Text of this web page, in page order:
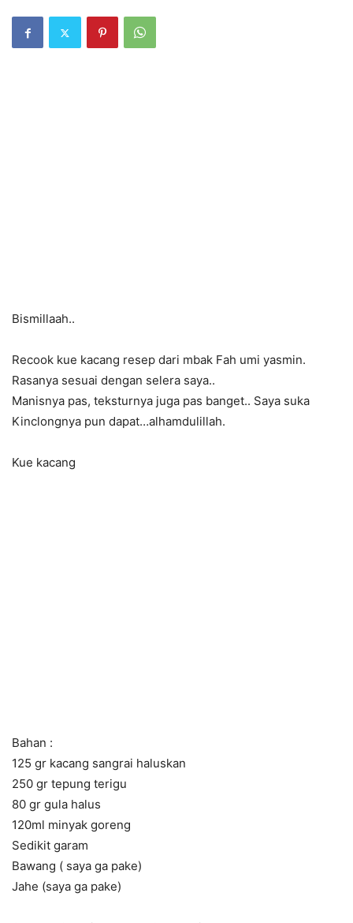
Bismillaah..
Recook kue kacang resep dari mbak Fah umi yasmin.
Rasanya sesuai dengan selera saya..
Manisnya pas, teksturnya juga pas banget.. Saya suka
Kinclongnya pun dapat…alhamdulillah.
Kue kacang
Bahan :
125 gr kacang sangrai haluskan
250 gr tepung terigu
80 gr gula halus
120ml minyak goreng
Sedikit garam
Bawang ( saya ga pake)
Jahe (saya ga pake)